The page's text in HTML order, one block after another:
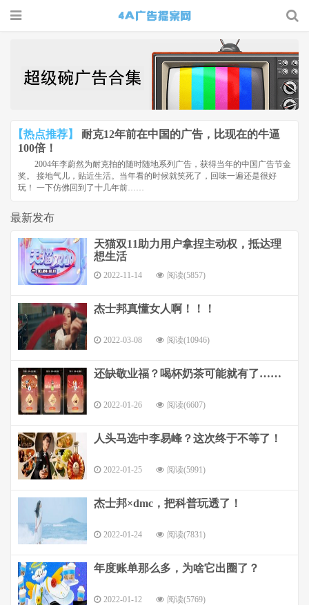
提案网 |
广告小报
| 广告圈
那点事
【热点推荐】
耐克12年前在中国的广告，比现在的牛逼
100倍！
2004年李蔚然为耐克拍的随时随地系列广告，获得当年的中国广告节金
奖。 接地气儿，贴近生活。当年看的时候就笑死了，回味一遍还是很好
玩！ 一下仿佛回到了十几年前……
最新发布
天猫双11助力用户拿捏主动权，抵达理
想生活
2022-11-14 阅读(5857)
杰士邦真懂女人啊！！！
2022-03-08 阅读(10946)
还缺敬业福？喝杯奶茶可能就有了……
2022-01-26 阅读(6607)
人头马选中李易峰？这次终于不等了！
2022-01-25 阅读(5991)
杰士邦×dmc，把科普玩透了！
2022-01-24 阅读(7831)
年度账单那么多，为啥它出圈了？
2022-01-12 阅读(5769)